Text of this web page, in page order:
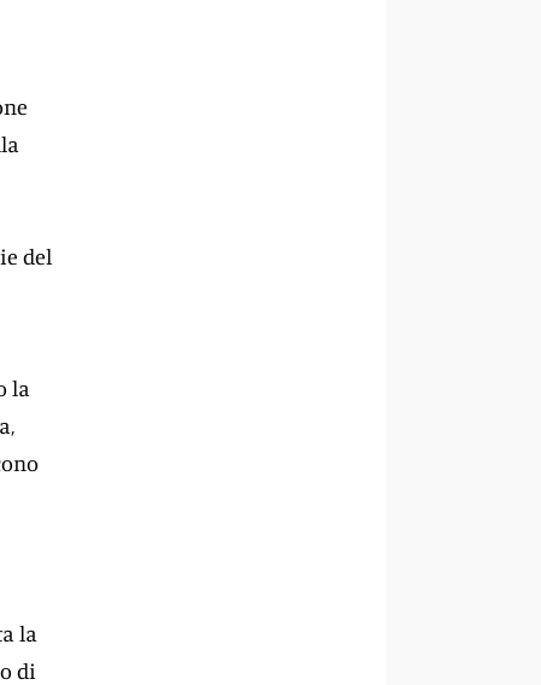
del
la
la
di